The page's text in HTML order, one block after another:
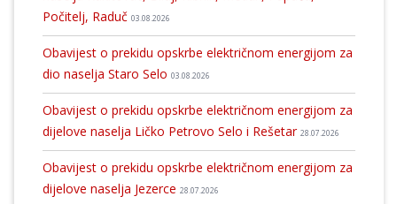
Počitelj, Raduč 03.08.2026
Obavijest o prekidu opskrbe električnom energijom za
dio naselja Staro Selo 03.08.2026
Obavijest o prekidu opskrbe električnom energijom za
dijelove naselja Ličko Petrovo Selo i Rešetar 28.07.2026
Obavijest o prekidu opskrbe električnom energijom za
dijelove naselja Jezerce 28.07.2026